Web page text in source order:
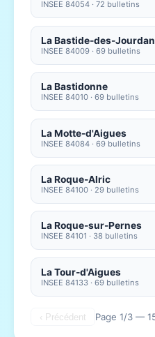
INSEE 84054 · 72 bulletins
La Bastide-des-
INSEE 84009 · 69 bulletins
La Bastidonne
INSEE 84010 · 69 bulletins
La Motte-d'Aigues
INSEE 84084 · 69 bulletins
La Roque-Alric
INSEE 84100 · 29 bulletins
La Roque-sur-Pernes
INSEE 84101 · 38 bulletins
La Tour-d'Aigues
INSEE 84133 · 69 bulletins
‹ Précédent Page 1/3 —